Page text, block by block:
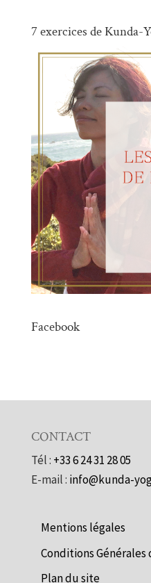
7 exercices de Kunda-
Facebook
CONTACT
Tél : +33 6 24 31 28 05
E-mail : info@kunda-
Mentions légales
Conditions Générales
Plan du site